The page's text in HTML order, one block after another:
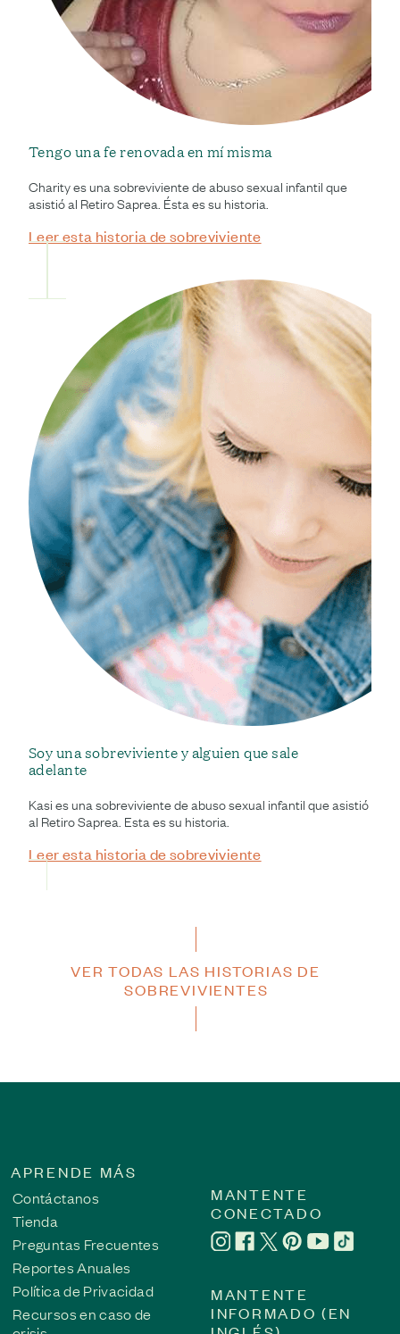
Tengo una fe renovada en mí misma
Charity es una sobreviviente de abuso sexual infantil que
asistió al Retiro Saprea. Ésta es su historia.
Leer esta historia de sobreviviente
Soy una sobreviviente y alguien que sale
adelante
Kasi es una sobreviviente de abuso sexual infantil que asistió
al Retiro Saprea. Esta es su historia.
Leer esta historia de sobreviviente
VER TODAS LAS HISTORIAS DE
SOBREVIVIENTES
APRENDE MÁS
Contáctanos
Tienda
Preguntas Frecuentes
Reportes Anuales
Política de Privacidad
Recursos en caso de
MANTENTE
CONECTADO
MANTENTE
INFORMADO (EN